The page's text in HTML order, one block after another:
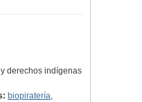
derechos indígenas
biopiratería,